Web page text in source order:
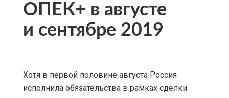
ОПЕК+ в августе
и сентябре 2019
Хотя в первой половине августа Россия
исполнила обязательства в рамках сделки